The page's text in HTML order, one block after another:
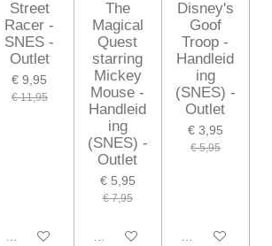
Street
Racer -
SNES -
Outlet
€ 9,95
€ 11,95
Houd mij op de hoogte
The
Magical
Quest
starring
Mickey
Mouse -
Handleid
ing
(SNES) -
Outlet
€ 5,95
€ 7,95
In winkelwagen
Disney's
Goof
Troop -
Handleid
ing
(SNES) -
Outlet
€ 3,95
€ 5,95
In winkelwagen